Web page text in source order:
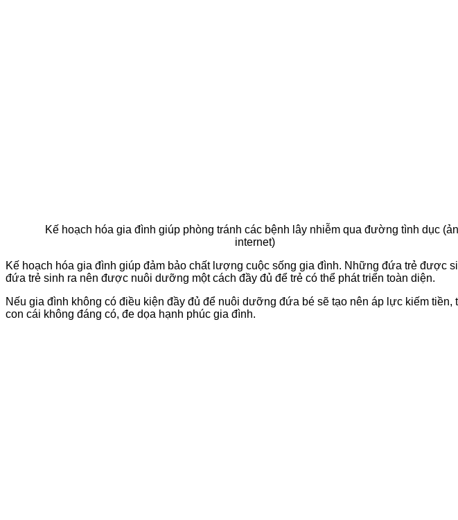
Kế hoạch hóa gia đình giúp phòng tránh các bệnh lây nhiễm qua đường tình dục
internet)
Kế hoạch hóa gia đình giúp đảm bảo chất lượng cuộc sống gia đình. Những đứa trẻ được
đứa trẻ sinh ra nên được nuôi dưỡng một cách đầy đủ để trẻ có thể phát triển toàn diện.
Nếu gia đình không có điều kiện đầy đủ để nuôi dưỡng đứa bé sẽ tạo nên áp lực kiếm
con cái không đáng có, đe dọa hạnh phúc gia đình.